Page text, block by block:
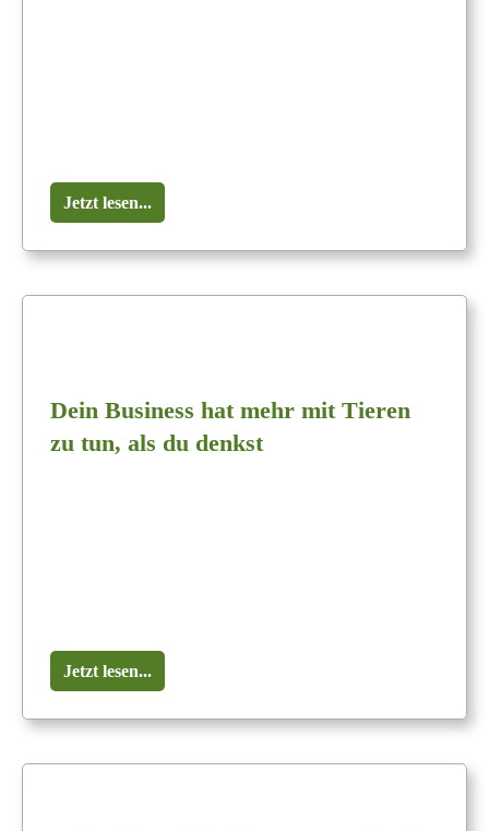
Jetzt lesen...
Dein Business hat mehr mit Tieren
zu tun, als du denkst
Jetzt lesen...